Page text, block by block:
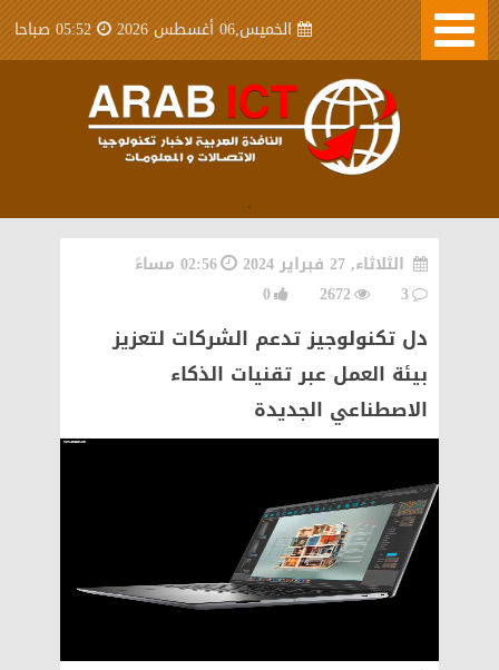
الخميس,06 أغسطس 2026 05:52 صباحا
.
الثلاثاء, 27 فبراير 2024
02:56 مساءً
3
2672
0
دل تكنولوجيز تدعم الشركات لتعزيز
بيئة العمل عبر تقنيات الذكاء
الاصطناعي الجديدة